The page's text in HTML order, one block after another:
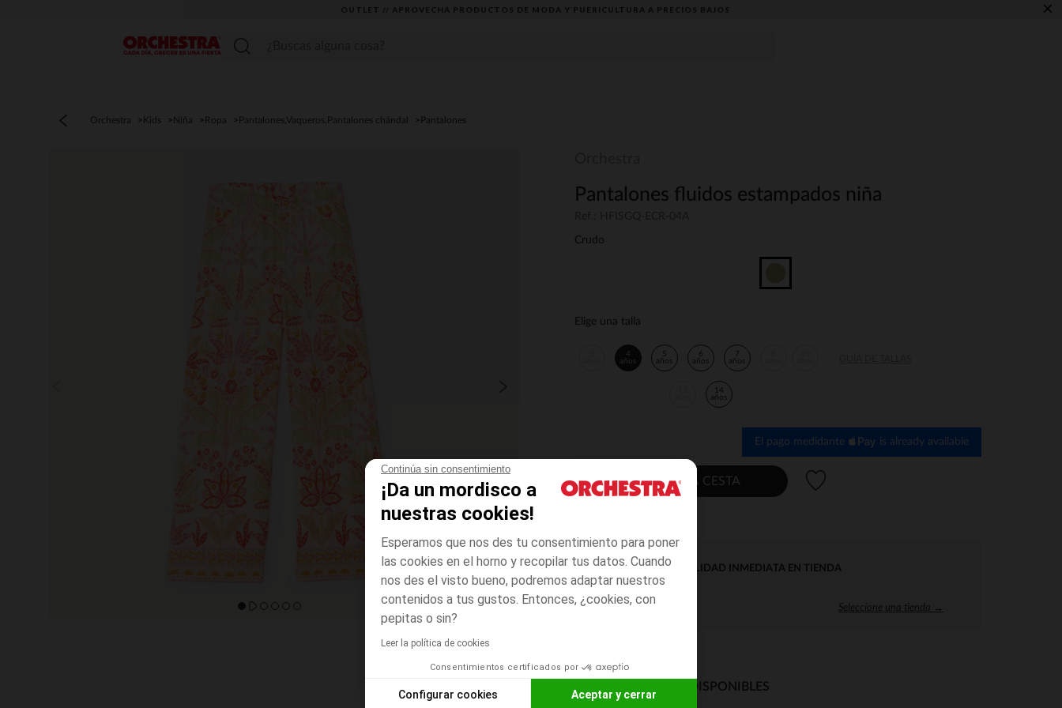
Continúa sin consentimiento
¡Da un mordisco a
nuestras cookies!
Esperamos que nos des tu consentimiento para poner
las cookies en el horno y recopilar tus datos. Cuando
nos des el visto bueno, podremos adaptar nuestros
contenidos a tus gustos. Entonces, ¿cookies, con
pepitas o sin?
Leer la política de cookies
Consentimientos certificados por
Configurar cookies Aceptar y cerrar
OUTLET // APROVECHA PRODUCTOS DE MODA Y PUERICULTURA A PRECIOS BAJOS ×
Menú
Orchestra Kids Niña Ropa Pantalones,Vaqueros,Pantalones chándal Pantalones
Pantalones fluidos estampados niña
Crudo
Elige una talla
4
años
5
años
6
años
7
años
14
años
El pago medidante is already available
AÑADIR A LA CESTA
DISPONIBILIDAD INMEDIATA EN TIENDA
Seleccione una tienda →
MODOS DE ENVÍO DISPONIBLES